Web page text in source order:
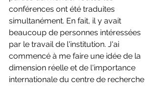
conférences ont été traduites
simultanément. En fait, il y avait
beaucoup de personnes intéressées
par le travail de l'institution. J'ai
commencé à me faire une idée de la
dimension réelle et de l'importance
internationale du centre de recherche